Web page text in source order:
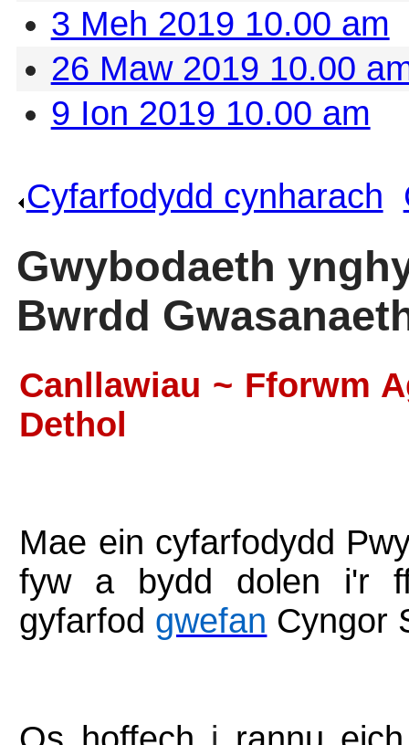
3 Meh 2019 10.00 am
26 Maw 2019 10.00
9 Ion 2019 10.00 am
Cyfarfodydd cynharach
Gwybodaeth
Bwrdd
Canllawiau ~ Fforwm
Dethol
Mae ein cyfarfodydd
fyw a bydd dolen i'r
gyfarfod gwefan Cyngor